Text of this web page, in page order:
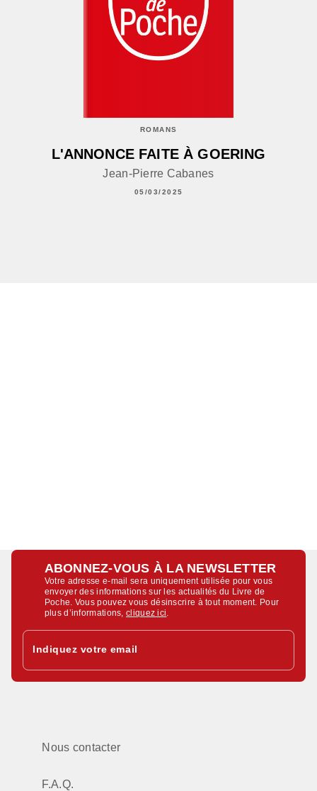
ROMANS
L'ANNONCE FAITE À GOERING
Jean-Pierre Cabanes
05/03/2025
ABONNEZ-VOUS À LA NEWSLETTER
Votre adresse e-mail sera uniquement utilisée pour vous
envoyer des informations sur les actualités du Livre de
Poche. Vous pouvez vous désinscrire à tout moment. Pour
plus d’informations,cliquez ici
Indiquez votre email
Nous contacter
F.A.Q.